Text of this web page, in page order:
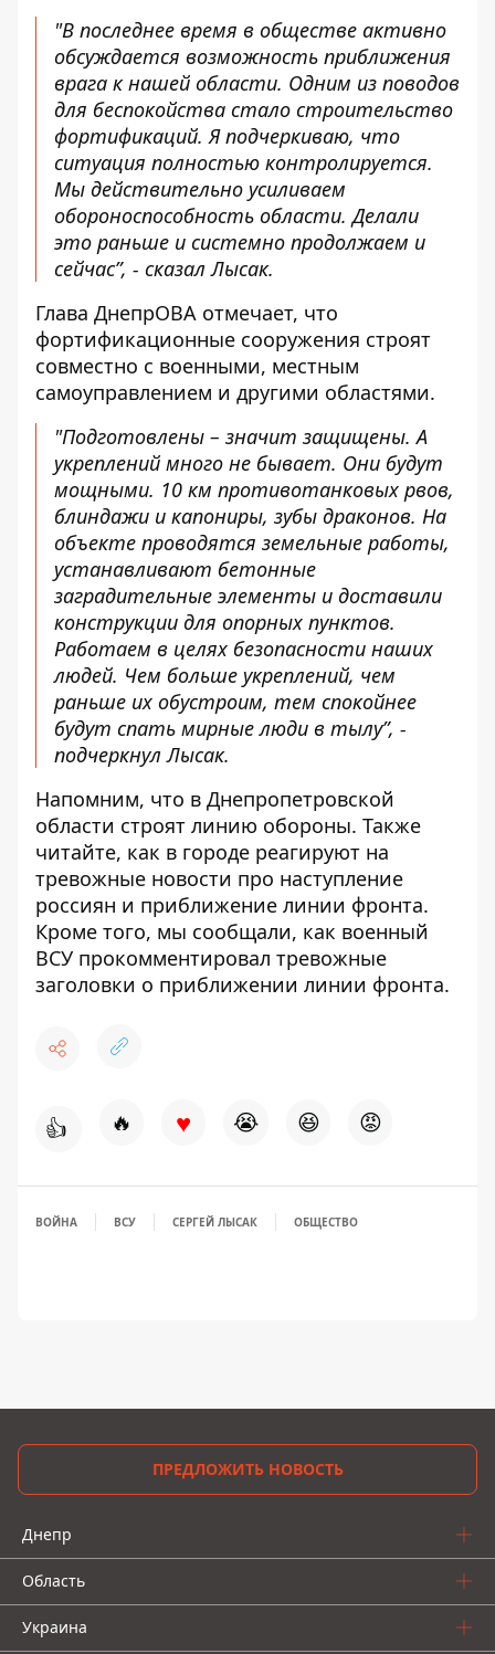
"В последнее время в обществе активно
обсуждается возможность приближения
врага к нашей области. Одним из поводов
для беспокойства стало строительство
фортификаций. Я подчеркиваю, что
ситуация полностью контролируется.
Мы действительно усиливаем
обороноспособность области. Делали
это раньше и системно продолжаем и
сейчас”, - сказал Лысак.
Глава ДнепрОВА отмечает, что
фортификационные сооружения строят
совместно с военными, местным
самоуправлением и другими областями.
"Подготовлены – значит защищены. А
укреплений много не бывает. Они будут
мощными. 10 км противотанковых рвов,
блиндажи и капониры, зубы драконов. На
объекте проводятся земельные работы,
устанавливают бетонные
заградительные элементы и доставили
конструкции для опорных пунктов.
Работаем в целях безопасности наших
людей. Чем больше укреплений, чем
раньше их обустроим, тем спокойнее
будут спать мирные люди в тылу”, -
подчеркнул Лысак.
Напомним, что в Днепропетровской
области строят линию обороны. Также
читайте, как в городе реагируют на
тревожные новости про наступление
россиян и приближение линии фронта.
Кроме того, мы сообщали, как военный
ВСУ прокомментировал тревожные
заголовки о приближении линии фронта.
👍 🔥 ♥ 😭 😆 😡
ВОЙНА ВСУ СЕРГЕЙ ЛЫСАК ОБЩЕСТВО
ПРЕДЛОЖИТЬ НОВОСТЬ
Днепр
Область
Украина